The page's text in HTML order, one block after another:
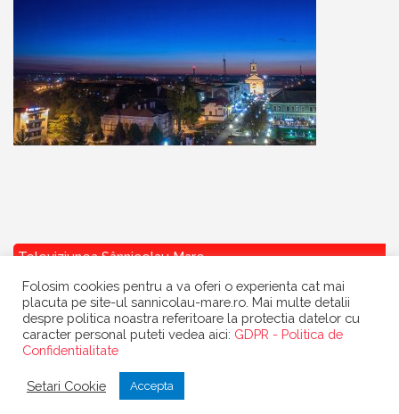
Televiziunea Sânnicolau Mare
Primaria Sannicolau Mare
gazduit de
Folosim cookies pentru a va oferi o experienta cat mai
placuta pe site-ul sannicolau-mare.ro. Mai multe detalii
despre politica noastra referitoare la protectia datelor cu
caracter personal puteti vedea aici: GDPR - Politica de
Confidentialitate
Setari Cookie Accepta